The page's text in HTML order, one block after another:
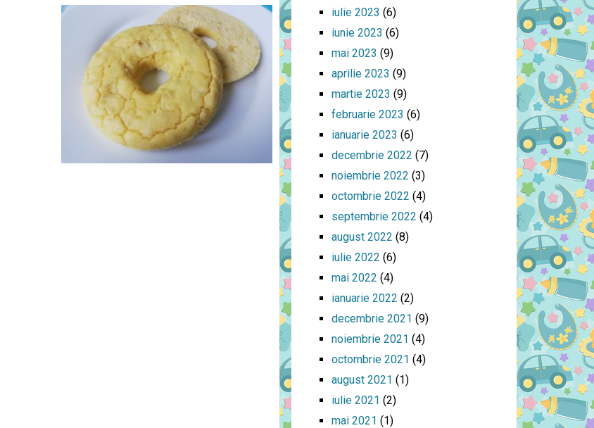
iulie 2023 (6)
iunie 2023 (6)
mai 2023 (9)
aprilie 2023 (9)
martie 2023 (9)
februarie 2023 (6)
ianuarie 2023 (6)
decembrie 2022 (7)
noiembrie 2022 (3)
octombrie 2022 (4)
septembrie 2022 (4)
august 2022 (8)
iulie 2022 (6)
mai 2022 (4)
ianuarie 2022 (2)
decembrie 2021 (9)
noiembrie 2021 (4)
octombrie 2021 (4)
august 2021 (1)
iulie 2021 (2)
mai 2021 (1)